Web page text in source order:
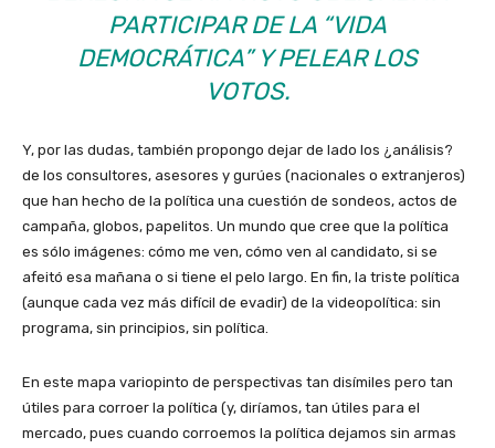
PARTICIPAR DE LA “VIDA
DEMOCRÁTICA” Y PELEAR LOS
VOTOS.
Y, por las dudas, también propongo dejar de lado los ¿análisis?
de los consultores, asesores y gurúes (nacionales o extranjeros)
que han hecho de la política una cuestión de sondeos, actos de
campaña, globos, papelitos. Un mundo que cree que la política
es sólo imágenes: cómo me ven, cómo ven al candidato, si se
afeitó esa mañana o si tiene el pelo largo. En fin, la triste política
(aunque cada vez más difícil de evadir) de la videopolítica: sin
programa, sin principios, sin política.
En este mapa variopinto de perspectivas tan disímiles pero tan
útiles para corroer la política (y, diríamos, tan útiles para el
mercado, pues cuando corroemos la política dejamos sin armas